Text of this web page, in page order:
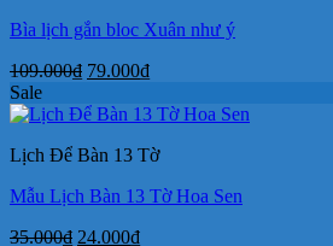
Bìa lịch gắn bloc Xuân như ý
109.000₫ Giá
là:
79.000₫Giá
tại
79.000₫.
Sale
Lịch Để Bàn 13 Tờ
Mẫu Lịch Bàn 13 Tờ Hoa Sen
35.000₫ Giá
24.000₫Giá